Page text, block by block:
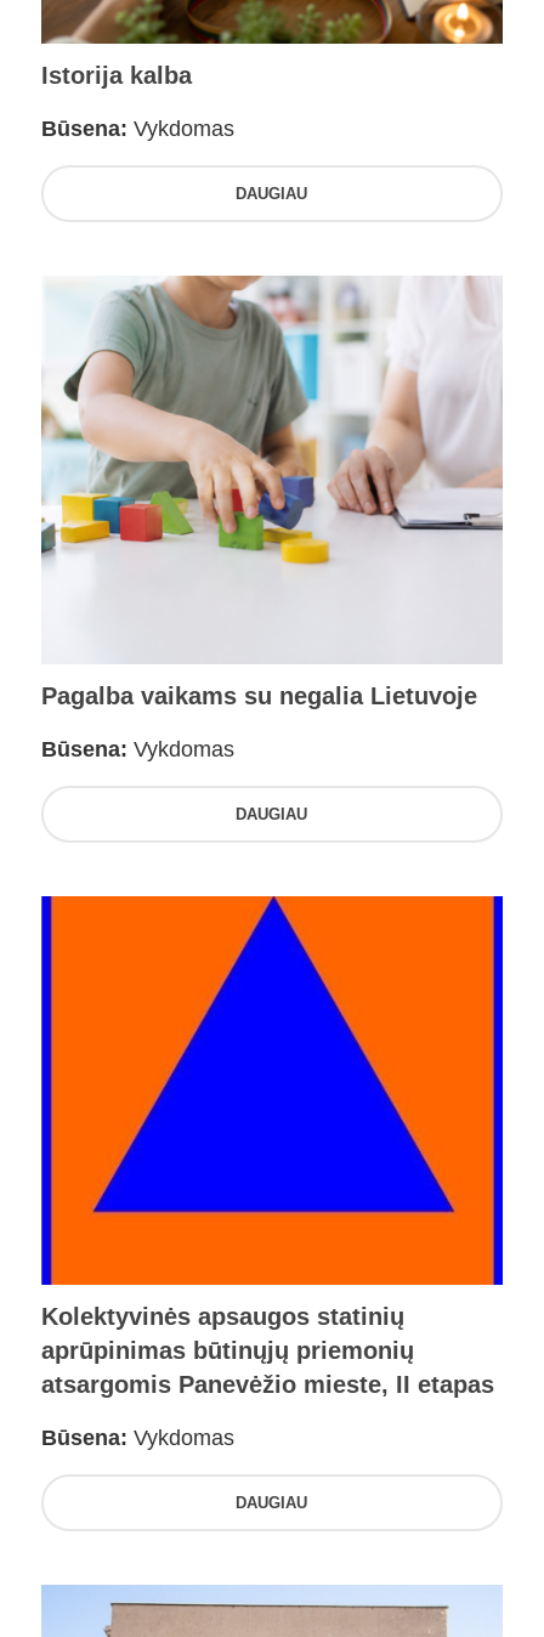
Istorija kalba
Būsena: Vykdomas
DAUGIAU
Pagalba vaikams su negalia Lietuvoje
Būsena: Vykdomas
DAUGIAU
Kolektyvinės apsaugos statinių
aprūpinimas būtinųjų priemonių
atsargomis Panevėžio mieste, II etapas
Būsena: Vykdomas
DAUGIAU